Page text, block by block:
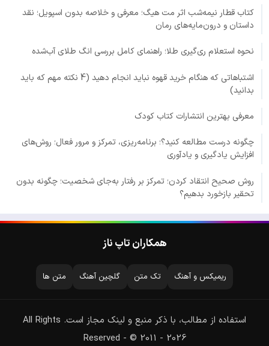
کتاب قطار نیمه‌شب اثر مت هیگ؛ معرفی و خلاصه بدون اسپویل؛ نقد
داستان و درون‌مایه‌های رمان
نحوه استعلام ری‌گیری طلا؛ راهنمای کامل بررسی انگ طلای آب‌شده
اشتباهاتی که هنگام خرید قهوه نباید انجام دهید (4 نکته مهم که باید
بدانید)
معرفی بهترین انتشارات کتاب کودک
چگونه درست مطالعه کنید؟؛ برنامه‌ریزی، تمرکز و مرور فعال؛ روش‌های
افزایش یادگیری و یادآوری
روش صحیح انتقاد کردن؛ تمرکز بر رفتار به‌جای شخصیت؛ چگونه بدون
تحقیر بازخورد بدهیم؟
همکاران تاپ ناز
ریمیکس و آهنگ تک متن گلچین آهنگ متن ها
استفاده از مطالب، با ذکر منبع و لینک مجاز است. All Rights
Reserved - © 2011 - 2026